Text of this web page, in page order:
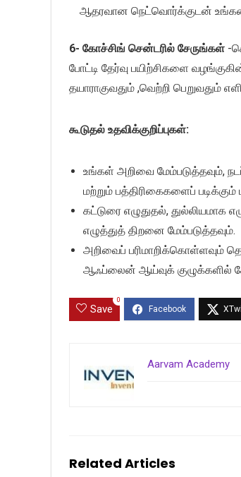
ஆதரவான நெட்வொர்க்குடன்
6- கோச்சிங் சென்டரில் சேருங்கள் -
போட்டி தேர்வு பயிற்சிகளை
தயாராகுவதும் ,வெற்றி பெறுவதும்
கூடுதல் உதவிக்குறிப்புகள்:
உங்கள் அறிவை மேம்படுத்தவும்,
மற்றும் பத்திரிகைகளைப்
கட்டுரை எழுதுதல், துல்லியமாக
எழுத்துத் திறனை மேம்படுத்தவும்.
அறிவைப் பரிமாறிக்கொள்ளவும்
ஆஃப்லைன் ஆய்வுக் குழுக்களில்
Save
0
Aarvam Academy
Related Articles